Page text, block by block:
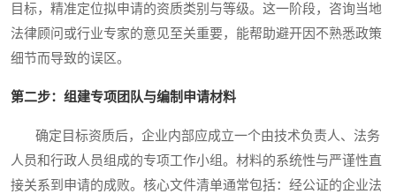
目标，精准定位拟申请的资质类别与等级。这一阶段，咨询当地
法律顾问或行业专家的意见至关重要，能帮助避开因不熟悉政策
细节而导致的误区。
第二步：组建专项团队与编制申请材料
确定目标资质后，企业内部应成立一个由技术负责人、法务
人员和行政人员组成的专项工作小组。材料的系统性与严谨性直
接关系到申请的成败。核心文件清单通常包括：经公证的企业法